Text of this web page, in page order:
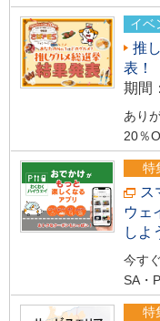
イベ
推
表！
期間
あり
20％
特
ス
ウェ
しよ
今す
SA・
特